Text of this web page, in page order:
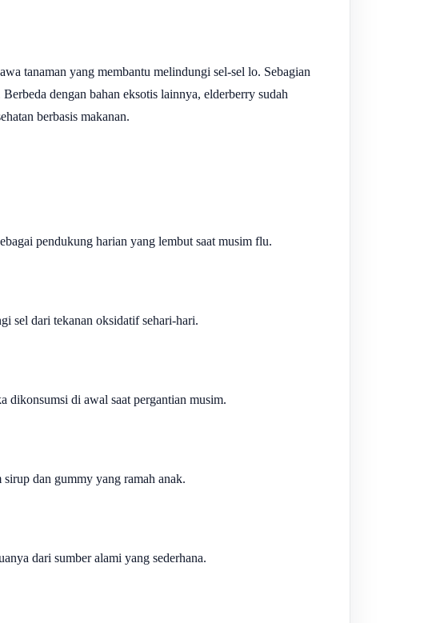
tanaman yang membantu melindungi sel-sel lo. Sebagian
dengan bahan eksotis lainnya, elderberry sudah
berbasis makanan.
pendukung harian yang lembut saat musim flu.
sel dari tekanan oksidatif sehari-hari.
dikonsumsi di awal saat pergantian musim.
dan gummy yang ramah anak.
dari sumber alami yang sederhana.